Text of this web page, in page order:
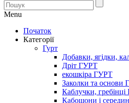
Menu
Початок
Категорії
Гурт
Добавки, ягідки,
Дріт ГУРТ
екошкіра ГУРТ
Заколки та основи
Каблучки,
Кабошони і